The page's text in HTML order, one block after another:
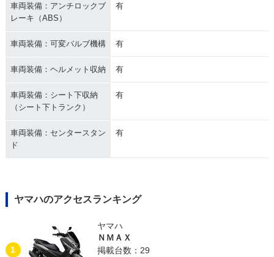
車両装備：アンチロックブ
レーキ（ABS）
有
車両装備：可変バルブ機構 有
車両装備：ヘルメット収納 有
車両装備：シート下収納
（シート下トランク）
有
車両装備：センタースタン
ド
有
ヤマハのアクセスランキング
1
ヤマハ
ＮＭＡＸ
掲載台数：29